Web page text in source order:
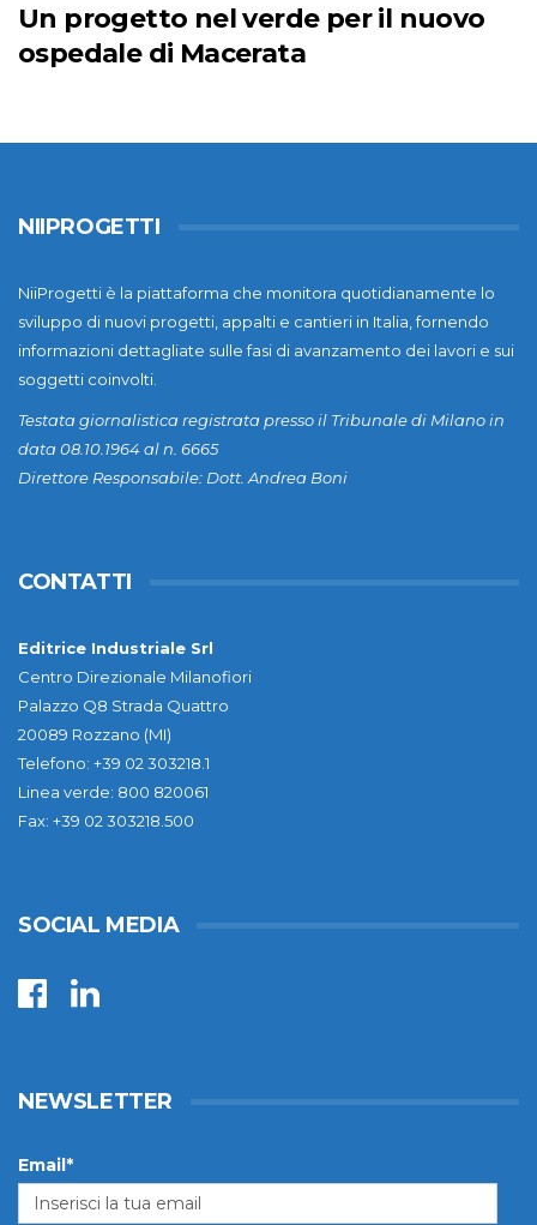
Un progetto nel verde per il nuovo
ospedale di Macerata
NIIPROGETTI
NiiProgetti è la piattaforma che monitora quotidianamente lo
sviluppo di nuovi progetti, appalti e cantieri in Italia, fornendo
informazioni dettagliate sulle fasi di avanzamento dei lavori e sui
soggetti coinvolti.
Testata giornalistica registrata presso il Tribunale di Milano in
data 08.10.1964 al n. 6665
Direttore Responsabile: Dott. Andrea Boni
CONTATTI
Editrice Industriale Srl
Centro Direzionale Milanofiori
Palazzo Q8 Strada Quattro
20089 Rozzano (MI)
Telefono: +39 02 303218.1
Linea verde: 800 820061
Fax: +39 02 303218.500
SOCIAL MEDIA
NEWSLETTER
Email*